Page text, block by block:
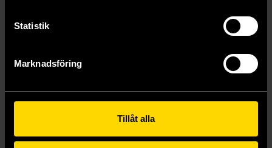
Statistik
Marknadsföring
Tillåt alla